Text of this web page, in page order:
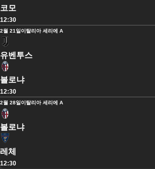
코모
12:30
2월 21일이탈리아 세리에 A
유벤투스
볼로냐
12:30
2월 28일이탈리아 세리에 A
볼로냐
레체
12:30